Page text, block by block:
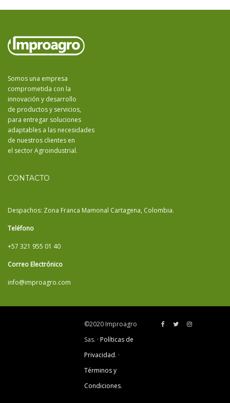
Somos una empresa
comprometida con la
innovación y desarrollo
de productos y servicios,
para entregar soluciones
adaptables a las necesidades
de nuestros clientes en
el sector Agroindustrial.
CONTACTO
Despachos: Zona Franca Mamonal Cartagena, Colombia.
Teléfono
+57 321 955 01 40
Correo Electrónico
info@improagro.com
©2020 Improagro
Sas. ·Políticas de
Privacidad. ·
Términos y
Condiciones.